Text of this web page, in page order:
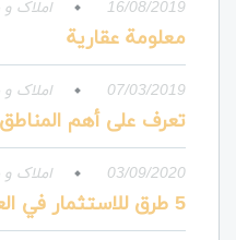
16/08/2019 املاک
معلومة عقارية
07/03/2019 املاک
تعرف على أهم
03/09/2020 املاک
5 طرق للاستثمار في العقارات في تركيا